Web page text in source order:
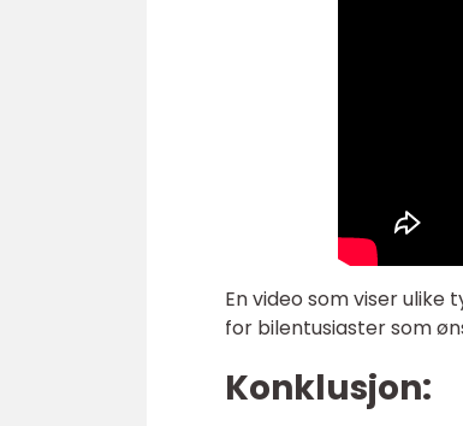
En video som viser
for bilentusiaster som
Konklusjon: